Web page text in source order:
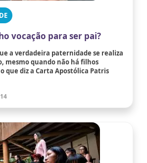
vocação para ser pai?
a verdadeira paternidade se realiza
mesmo quando não há filhos
que diz a Carta Apostólica Patris